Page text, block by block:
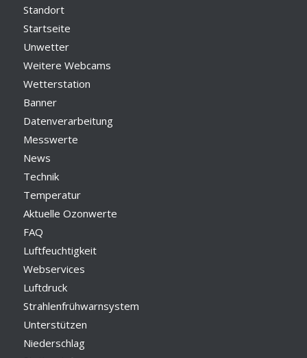
Standort
Startseite
Unwetter
Weitere Webcams
Wetterstation
Banner
Datenverarbeitung
Messwerte
News
Technik
Temperatur
Aktuelle Ozonwerte
FAQ
Luftfeuchtigkeit
Webservices
Luftdruck
Strahlenfrühwarnsystem
Unterstützen
Niederschlag